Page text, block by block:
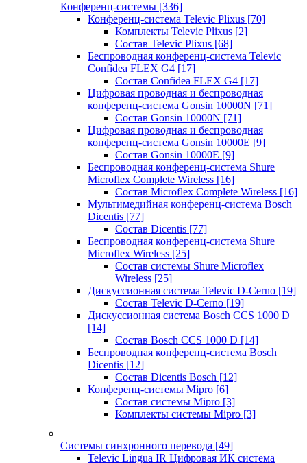
Конференц-системы [336]
Конференц-система Televic Plixus [70]
Комплекты Televic Plixus [2]
Состав Televic Plixus [68]
Беспроводная конференц-система Televic
Confidea FLEX G4 [17]
Состав Confidea FLEX G4 [17]
Цифровая проводная и беспроводная
конференц-система Gonsin 10000N [71]
Состав Gonsin 10000N [71]
Цифровая проводная и беспроводная
конференц-система Gonsin 10000E [9]
Состав Gonsin 10000E [9]
Беспроводная конференц-система Shure
Microflex Complete Wireless [16]
Состав Microflex Complete Wireless [16]
Мультимедийная конференц-система Bosch
Dicentis [77]
Состав Dicentis [77]
Беспроводная конференц-система Shure
Microflex Wireless [25]
Состав системы Shure Microflex
Wireless [25]
Дискуссионная система Televic D-Cerno [19]
Состав Televic D-Cerno [19]
Дискуссионная система Bosch CCS 1000 D
[14]
Состав Bosch CCS 1000 D [14]
Беспроводная конференц-система Bosch
Dicentis [12]
Состав Dicentis Bosch [12]
Конференц-системы Mipro [6]
Состав системы Mipro [3]
Комплекты системы Mipro [3]
Системы синхронного перевода [49]
Televic Lingua IR Цифровая ИК система